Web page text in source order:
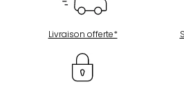
Livraison offerte*